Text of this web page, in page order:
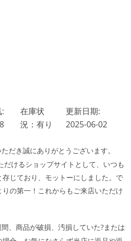
在庫状
況：有り
更新日期:
2025-06-02
だき誠にありがとうございます。
けるショップサイトとして、いつも
じており、モットーにしました。で
の第一！これからもご来店いただけ
、商品が破損、汚損していた?または